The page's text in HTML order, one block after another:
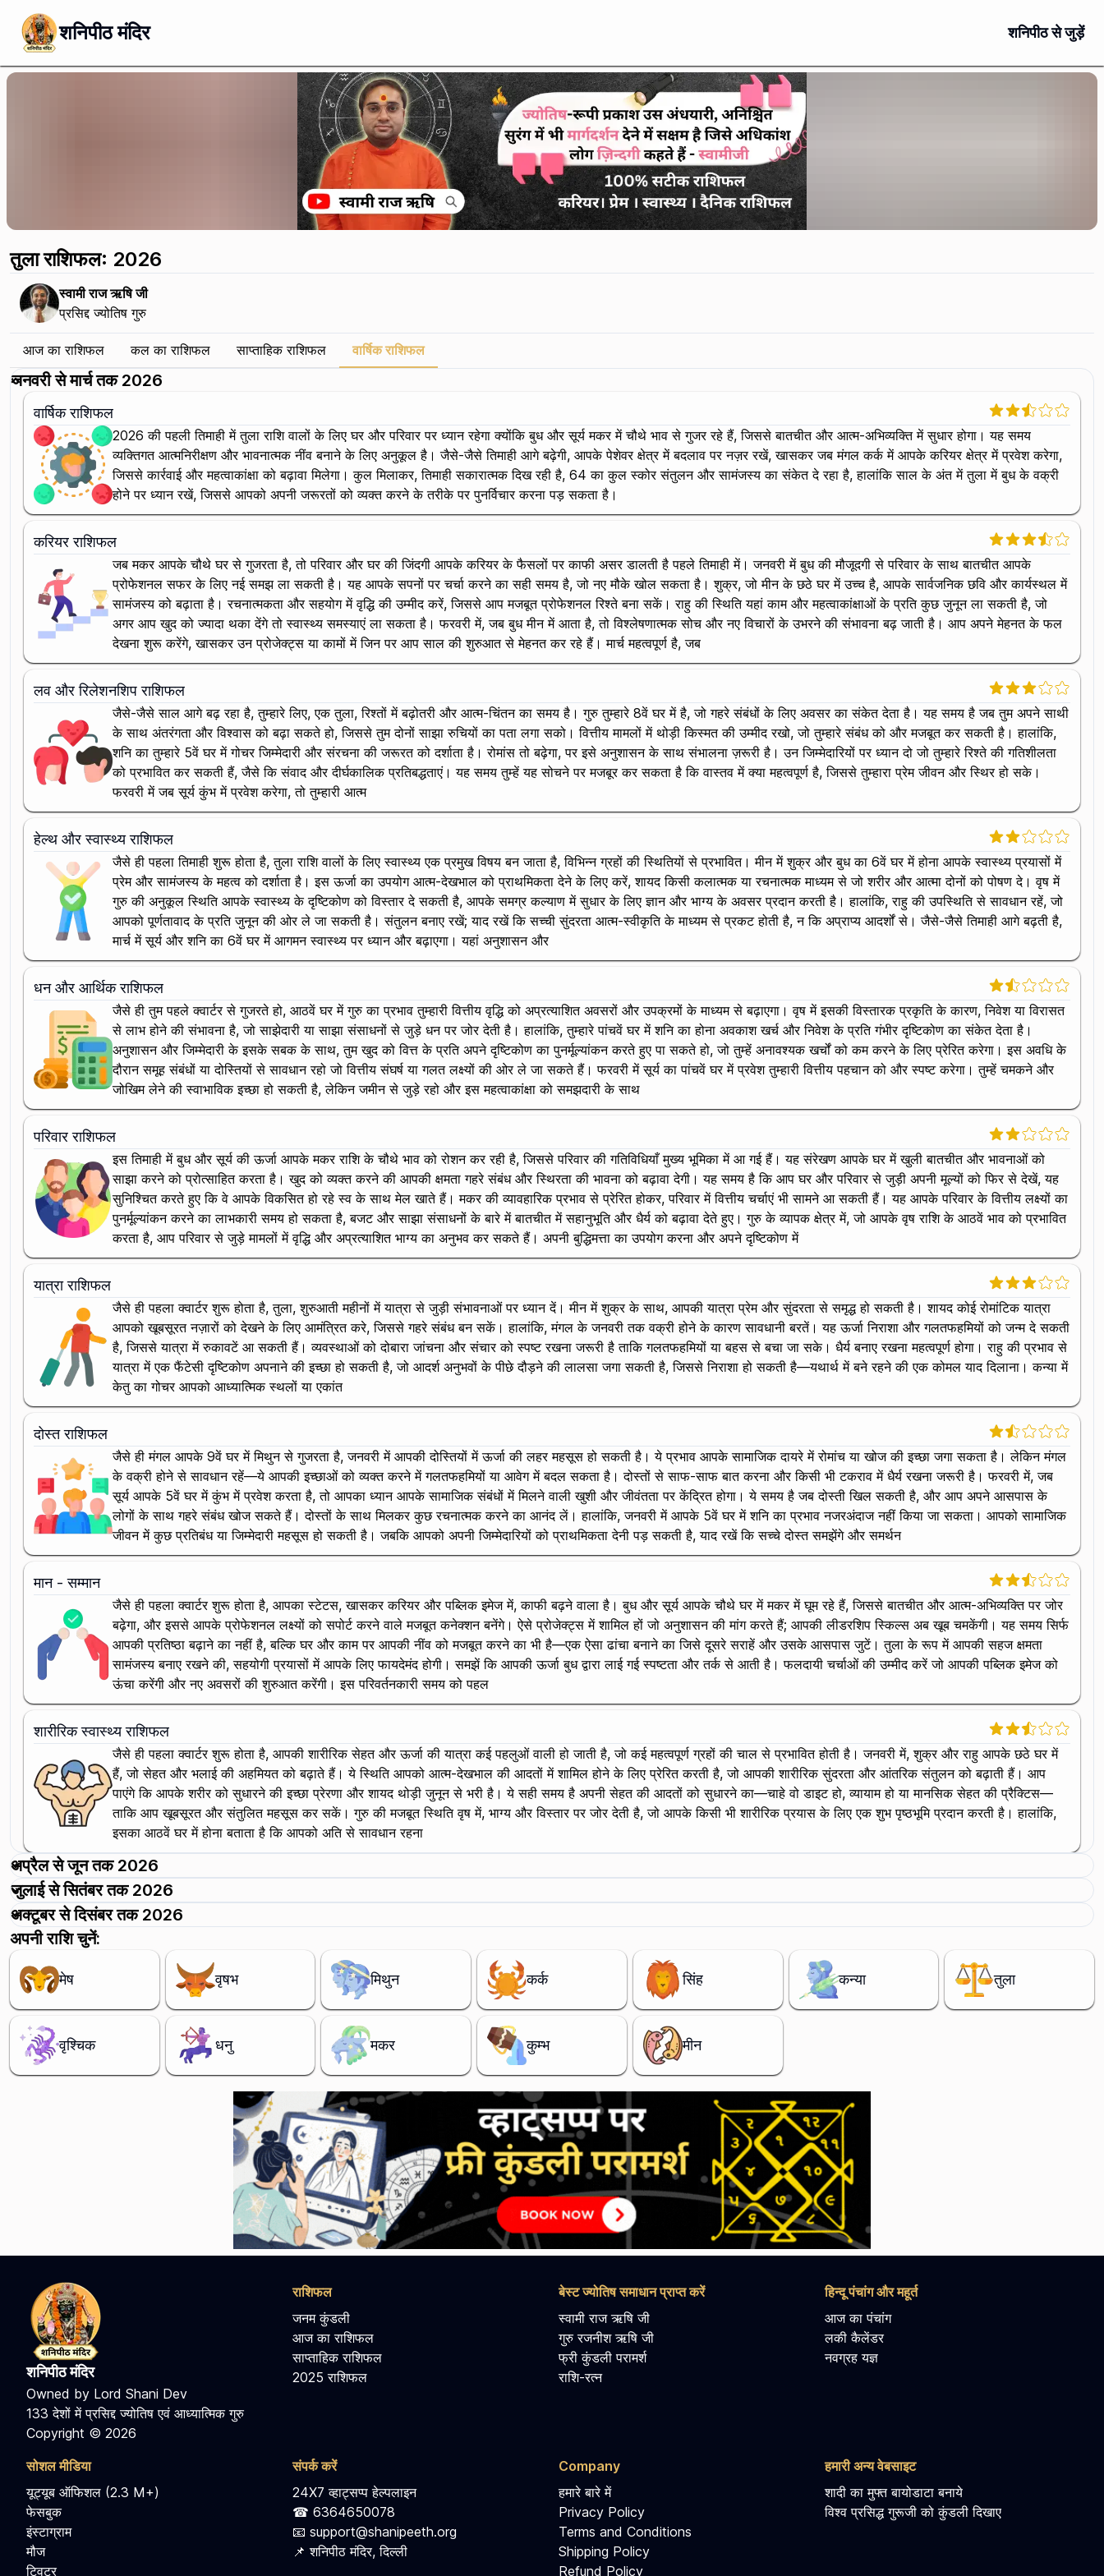
शनिपीठ मंदिर शनिपीठ से जुड़ें
तुला राशिफल: 2026
स्वामी राज ऋषि जी
प्रसिद्द ज्योतिष गुरु
आज का राशिफल कल का राशिफल साप्ताहिक राशिफल वार्षिक राशिफल
जनवरी से मार्च तक 2026
वार्षिक राशिफल
2026 की पहली तिमाही में तुला राशि वालों के लिए घर और परिवार पर ध्यान रहेगा क्योंकि बुध और सूर्य मकर में चौथे भाव से गुजर रहे हैं, जिससे बातचीत और आत्म-अभिव्यक्ति में सुधार होगा। यह समय
व्यक्तिगत आत्मनिरीक्षण और भावनात्मक नींव बनाने के लिए अनुकूल है। जैसे-जैसे तिमाही आगे बढ़ेगी, आपके पेशेवर क्षेत्र में बदलाव पर नज़र रखें, खासकर जब मंगल कर्क में आपके करियर क्षेत्र में प्रवेश करेगा,
जिससे कार्रवाई और महत्वाकांक्षा को बढ़ावा मिलेगा। कुल मिलाकर, तिमाही सकारात्मक दिख रही है, 64 का कुल स्कोर संतुलन और सामंजस्य का संकेत दे रहा है, हालांकि साल के अंत में तुला में बुध के वक्री
होने पर ध्यान रखें, जिससे आपको अपनी जरूरतों को व्यक्त करने के तरीके पर पुनर्विचार करना पड़ सकता है।
करियर राशिफल
जब मकर आपके चौथे घर से गुजरता है, तो परिवार और घर की जिंदगी आपके करियर के फैसलों पर काफी असर डालती है पहले तिमाही में। जनवरी में बुध की मौजूदगी से परिवार के साथ बातचीत आपके
प्रोफेशनल सफर के लिए नई समझ ला सकती है। यह आपके सपनों पर चर्चा करने का सही समय है, जो नए मौके खोल सकता है। शुक्र, जो मीन के छठे घर में उच्च है, आपके सार्वजनिक छवि और कार्यस्थल में
सामंजस्य को बढ़ाता है। रचनात्मकता और सहयोग में वृद्धि की उम्मीद करें, जिससे आप मजबूत प्रोफेशनल रिश्ते बना सकें। राहु की स्थिति यहां काम और महत्वाकांक्षाओं के प्रति कुछ जुनून ला सकती है, जो
अगर आप खुद को ज्यादा थका देंगे तो स्वास्थ्य समस्याएं ला सकता है। फरवरी में, जब बुध मीन में आता है, तो विश्लेषणात्मक सोच और नए विचारों के उभरने की संभावना बढ़ जाती है। आप अपने मेहनत के फल
देखना शुरू करेंगे, खासकर उन प्रोजेक्ट्स या कामों में जिन पर आप साल की शुरुआत से मेहनत कर रहे हैं। मार्च महत्वपूर्ण है, जब
लव और रिलेशनशिप राशिफल
जैसे-जैसे साल आगे बढ़ रहा है, तुम्हारे लिए, एक तुला, रिश्तों में बढ़ोतरी और आत्म-चिंतन का समय है। गुरु तुम्हारे 8वें घर में है, जो गहरे संबंधों के लिए अवसर का संकेत देता है। यह समय है जब तुम अपने साथी
के साथ अंतरंगता और विश्वास को बढ़ा सकते हो, जिससे तुम दोनों साझा रुचियों का पता लगा सको। वित्तीय मामलों में थोड़ी किस्मत की उम्मीद रखो, जो तुम्हारे संबंध को और मजबूत कर सकती है। हालांकि,
शनि का तुम्हारे 5वें घर में गोचर जिम्मेदारी और संरचना की जरूरत को दर्शाता है। रोमांस तो बढ़ेगा, पर इसे अनुशासन के साथ संभालना ज़रूरी है। उन जिम्मेदारियों पर ध्यान दो जो तुम्हारे रिश्ते की गतिशीलता
को प्रभावित कर सकती हैं, जैसे कि संवाद और दीर्घकालिक प्रतिबद्धताएं। यह समय तुम्हें यह सोचने पर मजबूर कर सकता है कि वास्तव में क्या महत्वपूर्ण है, जिससे तुम्हारा प्रेम जीवन और स्थिर हो सके।
फरवरी में जब सूर्य कुंभ में प्रवेश करेगा, तो तुम्हारी आत्म
हेल्थ और स्वास्थ्य राशिफल
जैसे ही पहला तिमाही शुरू होता है, तुला राशि वालों के लिए स्वास्थ्य एक प्रमुख विषय बन जाता है, विभिन्न ग्रहों की स्थितियों से प्रभावित। मीन में शुक्र और बुध का 6वें घर में होना आपके स्वास्थ्य प्रयासों में
प्रेम और सामंजस्य के महत्व को दर्शाता है। इस ऊर्जा का उपयोग आत्म-देखभाल को प्राथमिकता देने के लिए करें, शायद किसी कलात्मक या रचनात्मक माध्यम से जो शरीर और आत्मा दोनों को पोषण दे। वृष में
गुरु की अनुकूल स्थिति आपके स्वास्थ्य के दृष्टिकोण को विस्तार दे सकती है, आपके समग्र कल्याण में सुधार के लिए ज्ञान और भाग्य के अवसर प्रदान करती है। हालांकि, राहु की उपस्थिति से सावधान रहें, जो
आपको पूर्णतावाद के प्रति जुनून की ओर ले जा सकती है। संतुलन बनाए रखें; याद रखें कि सच्ची सुंदरता आत्म-स्वीकृति के माध्यम से प्रकट होती है, न कि अप्राप्य आदर्शों से। जैसे-जैसे तिमाही आगे बढ़ती है,
मार्च में सूर्य और शनि का 6वें घर में आगमन स्वास्थ्य पर ध्यान और बढ़ाएगा। यहां अनुशासन और
धन और आर्थिक राशिफल
जैसे ही तुम पहले क्वार्टर से गुजरते हो, आठवें घर में गुरु का प्रभाव तुम्हारी वित्तीय वृद्धि को अप्रत्याशित अवसरों और उपक्रमों के माध्यम से बढ़ाएगा। वृष में इसकी विस्तारक प्रकृति के कारण, निवेश या विरासत
से लाभ होने की संभावना है, जो साझेदारी या साझा संसाधनों से जुड़े धन पर जोर देती है। हालांकि, तुम्हारे पांचवें घर में शनि का होना अवकाश खर्च और निवेश के प्रति गंभीर दृष्टिकोण का संकेत देता है।
अनुशासन और जिम्मेदारी के इसके सबक के साथ, तुम खुद को वित्त के प्रति अपने दृष्टिकोण का पुनर्मूल्यांकन करते हुए पा सकते हो, जो तुम्हें अनावश्यक खर्चों को कम करने के लिए प्रेरित करेगा। इस अवधि के
दौरान समूह संबंधों या दोस्तियों से सावधान रहो जो वित्तीय संघर्ष या गलत लक्ष्यों की ओर ले जा सकते हैं। फरवरी में सूर्य का पांचवें घर में प्रवेश तुम्हारी वित्तीय पहचान को और स्पष्ट करेगा। तुम्हें चमकने और
जोखिम लेने की स्वाभाविक इच्छा हो सकती है, लेकिन जमीन से जुड़े रहो और इस महत्वाकांक्षा को समझदारी के साथ
परिवार राशिफल
इस तिमाही में बुध और सूर्य की ऊर्जा आपके मकर राशि के चौथे भाव को रोशन कर रही है, जिससे परिवार की गतिविधियाँ मुख्य भूमिका में आ गई हैं। यह संरेखण आपके घर में खुली बातचीत और भावनाओं को
साझा करने को प्रोत्साहित करता है। खुद को व्यक्त करने की आपकी क्षमता गहरे संबंध और स्थिरता की भावना को बढ़ावा देगी। यह समय है कि आप घर और परिवार से जुड़ी अपनी मूल्यों को फिर से देखें, यह
सुनिश्चित करते हुए कि वे आपके विकसित हो रहे स्व के साथ मेल खाते हैं। मकर की व्यावहारिक प्रभाव से प्रेरित होकर, परिवार में वित्तीय चर्चाएं भी सामने आ सकती हैं। यह आपके परिवार के वित्तीय लक्ष्यों का
पुनर्मूल्यांकन करने का लाभकारी समय हो सकता है, बजट और साझा संसाधनों के बारे में बातचीत में सहानुभूति और धैर्य को बढ़ावा देते हुए। गुरु के व्यापक क्षेत्र में, जो आपके वृष राशि के आठवें भाव को प्रभावित
करता है, आप परिवार से जुड़े मामलों में वृद्धि और अप्रत्याशित भाग्य का अनुभव कर सकते हैं। अपनी बुद्धिमत्ता का उपयोग करना और अपने दृष्टिकोण में
यात्रा राशिफल
जैसे ही पहला क्वार्टर शुरू होता है, तुला, शुरुआती महीनों में यात्रा से जुड़ी संभावनाओं पर ध्यान दें। मीन में शुक्र के साथ, आपकी यात्रा प्रेम और सुंदरता से समृद्ध हो सकती है। शायद कोई रोमांटिक यात्रा
आपको खूबसूरत नज़ारों को देखने के लिए आमंत्रित करे, जिससे गहरे संबंध बन सकें। हालांकि, मंगल के जनवरी तक वक्री होने के कारण सावधानी बरतें। यह ऊर्जा निराशा और गलतफहमियों को जन्म दे सकती
है, जिससे यात्रा में रुकावटें आ सकती हैं। व्यवस्थाओं को दोबारा जांचना और संचार को स्पष्ट रखना जरूरी है ताकि गलतफहमियों या बहस से बचा जा सके। धैर्य बनाए रखना महत्वपूर्ण होगा। राहु की प्रभाव से
यात्रा में एक फैंटेसी दृष्टिकोण अपनाने की इच्छा हो सकती है, जो आदर्श अनुभवों के पीछे दौड़ने की लालसा जगा सकती है, जिससे निराशा हो सकती है—यथार्थ में बने रहने की एक कोमल याद दिलाना। कन्या में
केतु का गोचर आपको आध्यात्मिक स्थलों या एकांत
दोस्त राशिफल
जैसे ही मंगल आपके 9वें घर में मिथुन से गुजरता है, जनवरी में आपकी दोस्तियों में ऊर्जा की लहर महसूस हो सकती है। ये प्रभाव आपके सामाजिक दायरे में रोमांच या खोज की इच्छा जगा सकता है। लेकिन मंगल
के वक्री होने से सावधान रहें—ये आपकी इच्छाओं को व्यक्त करने में गलतफहमियों या आवेग में बदल सकता है। दोस्तों से साफ-साफ बात करना और किसी भी टकराव में धैर्य रखना जरूरी है। फरवरी में, जब
सूर्य आपके 5वें घर में कुंभ में प्रवेश करता है, तो आपका ध्यान आपके सामाजिक संबंधों में मिलने वाली खुशी और जीवंतता पर केंद्रित होगा। ये समय है जब दोस्ती खिल सकती है, और आप अपने आसपास के
लोगों के साथ गहरे संबंध खोज सकते हैं। दोस्तों के साथ मिलकर कुछ रचनात्मक करने का आनंद लें। हालांकि, जनवरी में आपके 5वें घर में शनि का प्रभाव नजरअंदाज नहीं किया जा सकता। आपको सामाजिक
जीवन में कुछ प्रतिबंध या जिम्मेदारी महसूस हो सकती है। जबकि आपको अपनी जिम्मेदारियों को प्राथमिकता देनी पड़ सकती है, याद रखें कि सच्चे दोस्त समझेंगे और समर्थन
मान - सम्मान
जैसे ही पहला क्वार्टर शुरू होता है, आपका स्टेटस, खासकर करियर और पब्लिक इमेज में, काफी बढ़ने वाला है। बुध और सूर्य आपके चौथे घर में मकर में घूम रहे हैं, जिससे बातचीत और आत्म-अभिव्यक्ति पर जोर
बढ़ेगा, और इससे आपके प्रोफेशनल लक्ष्यों को सपोर्ट करने वाले मजबूत कनेक्शन बनेंगे। ऐसे प्रोजेक्ट्स में शामिल हों जो अनुशासन की मांग करते हैं; आपकी लीडरशिप स्किल्स अब खूब चमकेंगी। यह समय सिर्फ
आपकी प्रतिष्ठा बढ़ाने का नहीं है, बल्कि घर और काम पर आपकी नींव को मजबूत करने का भी है—एक ऐसा ढांचा बनाने का जिसे दूसरे सराहें और उसके आसपास जुटें। तुला के रूप में आपकी सहज क्षमता
सामंजस्य बनाए रखने की, सहयोगी प्रयासों में आपके लिए फायदेमंद होगी। समझें कि आपकी ऊर्जा बुध द्वारा लाई गई स्पष्टता और तर्क से आती है। फलदायी चर्चाओं की उम्मीद करें जो आपकी पब्लिक इमेज को
ऊंचा करेंगी और नए अवसरों की शुरुआत करेंगी। इस परिवर्तनकारी समय को पहल
शारीरिक स्वास्थ्य राशिफल
जैसे ही पहला क्वार्टर शुरू होता है, आपकी शारीरिक सेहत और ऊर्जा की यात्रा कई पहलुओं वाली हो जाती है, जो कई महत्वपूर्ण ग्रहों की चाल से प्रभावित होती है। जनवरी में, शुक्र और राहु आपके छठे घर में
हैं, जो सेहत और भलाई की अहमियत को बढ़ाते हैं। ये स्थिति आपको आत्म-देखभाल की आदतों में शामिल होने के लिए प्रेरित करती है, जो आपकी शारीरिक सुंदरता और आंतरिक संतुलन को बढ़ाती हैं। आप
पाएंगे कि आपके शरीर को सुधारने की इच्छा प्रेरणा और शायद थोड़ी जुनून से भरी है। ये सही समय है अपनी सेहत की आदतों को सुधारने का—चाहे वो डाइट हो, व्यायाम हो या मानसिक सेहत की प्रैक्टिस—
ताकि आप खूबसूरत और संतुलित महसूस कर सकें। गुरु की मजबूत स्थिति वृष में, भाग्य और विस्तार पर जोर देती है, जो आपके किसी भी शारीरिक प्रयास के लिए एक शुभ पृष्ठभूमि प्रदान करती है। हालांकि,
इसका आठवें घर में होना बताता है कि आपको अति से सावधान रहना
अप्रैल से जून तक 2026
जुलाई से सितंबर तक 2026
अक्टूबर से दिसंबर तक 2026
अपनी राशि चुनें:
मेष वृषभ मिथुन कर्क सिंह कन्या तुला
वृश्चिक धनु मकर कुम्भ मीन
शनिपीठ मंदिर
Owned by Lord Shani Dev
133 देशों में प्रसिद्द ज्योतिष एवं आध्यात्मिक गुरु
Copyright © 2026
राशिफल
जनम कुंडली
आज का राशिफल
साप्ताहिक राशिफल
2025 राशिफल
बेस्ट ज्योतिष समाधान प्राप्त करें
स्वामी राज ऋषि जी
गुरु रजनीश ऋषि जी
फ्री कुंडली परामर्श
राशि-रत्न
हिन्दू पंचांग और महूर्त
आज का पंचांग
लकी कैलेंडर
नवग्रह यज्ञ
सोशल मीडिया
यूट्यूब ऑफिशल (2.3 M+)
फेसबुक
इंस्टाग्राम
मौज
ट्विटर
संपर्क करें
24X7 व्हाट्सप्प हेल्पलाइन
☎ 6364650078
📧 support@shanipeeth.org
📌 शनिपीठ मंदिर, दिल्ली
Company
हमारे बारे में
Privacy Policy
Terms and Conditions
Shipping Policy
Refund Policy
हमारी अन्य वेबसाइट
शादी का मुफ्त बायोडाटा बनाये
विश्व प्रसिद्ध गुरूजी को कुंडली दिखाए